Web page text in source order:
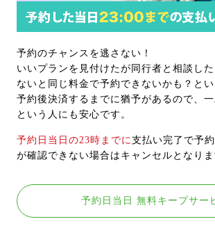
予約のチャンスを逃さない！
いいプランを見付けたが同行者と相談し
ないと同じ料金で予約できないかも？とい
予約後決済するまでに猶予があるので、
という人にも安心です。
予約日当日の23時までに 支払い完了で予
が確認できない場合はキャンセルとなりま
予約日当日 無料キープサー